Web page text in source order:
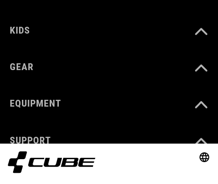
KIDS
GEAR
EQUIPMENT
SUPPORT
ABOUT US